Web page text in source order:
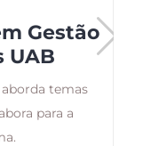
Gestão
UAB
temas
para a